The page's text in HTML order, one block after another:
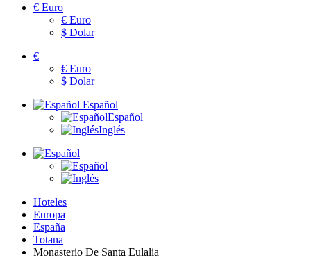
€ Euro
€ Euro
$ Dolar
€
€ Euro
$ Dolar
Español
Español
Inglés
Hoteles
Europa
España
Totana
Monasterio De Santa Eulalia